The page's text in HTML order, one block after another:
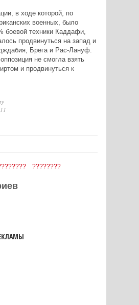
в ходе которой, по
военных, было
боевой техники Каддафи,
продвинуться на запад и
Брега и Рас-Лануф.
не смогла взять
и продвинуться к
????????